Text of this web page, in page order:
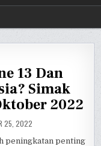
13 Dan
Simak
2022
25, 2022
peningkatan penting